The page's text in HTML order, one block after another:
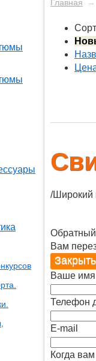
Главная →
/Широкий
Обратный
Вам
Ваше имя
Телефон
E-mail
Когда